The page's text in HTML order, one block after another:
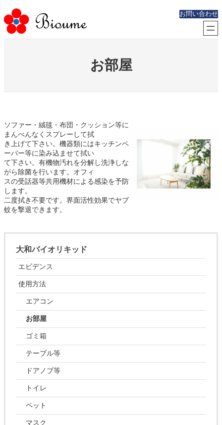
容
を
ス
お問い合わせ
お部屋
ソファー・絨毯・布団・クッション等に
まんべんなくスプレーして拭
き上げて下さい。機器類にはキッチンペ
ーバー等に染み込ませて拭い
て下さい。有機物汚れを分解し洗浄しな
がら除菌を行います。オフィ
スの受話器等共用機材による感染を予防
します。
二度拭き不要です。界面活性効果でヤブ
蚊を撃退できます。
大和バイオリキッド
エビデンス
使用方法
エアコン
お部屋
ゴミ箱
テーブル等
ドアノブ等
トイレ
ペット
マスク